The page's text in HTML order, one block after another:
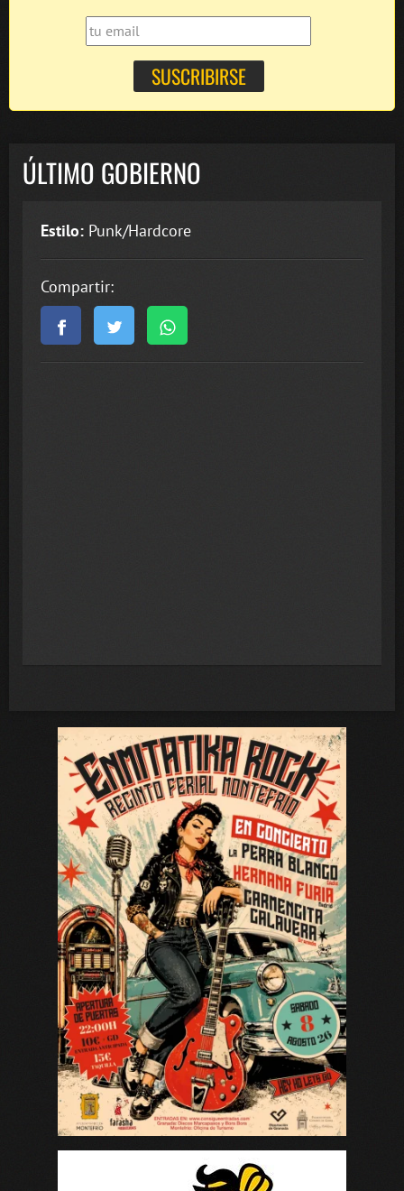
ÚLTIMO GOBIERNO
Estilo: Punk/Hardcore
Compartir: